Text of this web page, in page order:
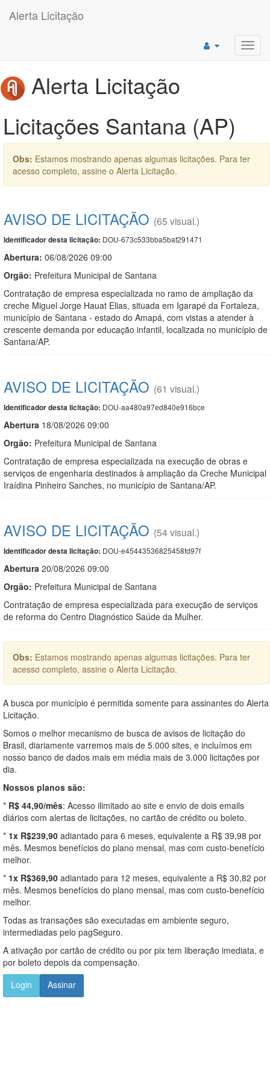
Alerta Licitação
Alerta Licitação
Licitações Santana (AP)
Obs: Estamos mostrando apenas algumas licitações. Para ter
acesso completo, assine o Alerta Licitação.
AVISO DE LICITAÇÃO (65 visual.)
Identificador desta licitação: DOU-673c533bba5baf291471
Abertura: 06/08/2026 09:00
Orgão: Prefeitura Municipal de Santana
Contratação de empresa especializada no ramo de ampliação da
creche Miguel Jorge Hauat Elias, situada em Igarapé da Fortaleza,
município de Santana - estado do Amapá, com vistas a atender à
crescente demanda por educação infantil, localizada no município de
Santana/AP.
AVISO DE LICITAÇÃO (61 visual.)
Identificador desta licitação: DOU-aa480a97ed840e916bce
Abertura 18/08/2026 09:00
Orgão: Prefeitura Municipal de Santana
Contratação de empresa especializada na execução de obras e
serviços de engenharia destinados à ampliação da Creche Municipal
Iraídina Pinheiro Sanches, no município de Santana/AP.
AVISO DE LICITAÇÃO (54 visual.)
Identificador desta licitação: DOU-e45443536825458fd97f
Abertura 20/08/2026 09:00
Orgão: Prefeitura Municipal de Santana
Contratação de empresa especializada para execução de serviços
de reforma do Centro Diagnóstico Saúde da Mulher.
Obs: Estamos mostrando apenas algumas licitações. Para ter
acesso completo, assine o Alerta Licitação.
A busca por município é permitida somente para assinantes do Alerta
Licitação.
Somos o melhor mecanismo de busca de avisos de licitação do
Brasil, diariamente varremos mais de 5.000 sites, e incluímos em
nosso banco de dados mais em média mais de 3.000 licitações por
dia.
Nossos planos são:
* R$ 44,90/mês: Acesso ilimitado ao site e envio de dois emails
diários com alertas de licitações, no cartão de crédito ou boleto.
* 1x R$239,90 adiantado para 6 meses, equivalente a R$ 39,98 por
mês. Mesmos benefícios do plano mensal, mas com custo-benefício
melhor.
* 1x R$369,90 adiantado para 12 meses, equivalente a R$ 30,82 por
mês. Mesmos benefícios do plano mensal, mas com custo-benefício
melhor.
Todas as transações são executadas em ambiente seguro,
intermediadas pelo pagSeguro.
A ativação por cartão de crédito ou por pix tem liberação imediata, e
por boleto depois da compensação.
Login
Assinar